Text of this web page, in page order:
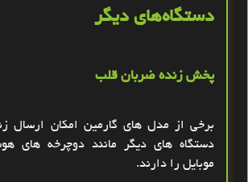
دستگاه‌های دیگر
پخش زنده ضربان قلب
برخی از مدل ‌های گارمین امکان ارسال
دستگاه‌ های دیگر مانند دوچرخه ‌های
موبایل را دارند.